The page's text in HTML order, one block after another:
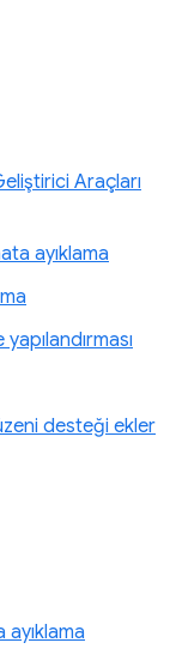
Araçları
ayıklama
desteği ekler